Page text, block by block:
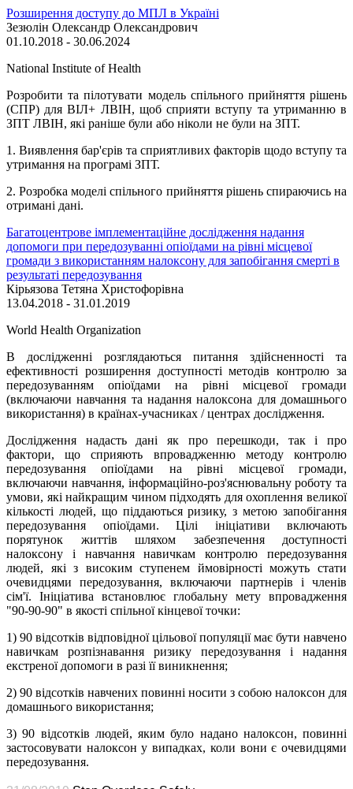
Розширення доступу до МПЛ в Україні
Зезюлін Олександр Олександрович
01.10.2018 - 30.06.2024
National Institute of Health
Розробити та пілотувати модель спільного прийняття рішень
(СПР) для ВІЛ+ ЛВІН, щоб сприяти вступу та утриманню в
ЗПТ ЛВІН, які раніше були або ніколи не були на ЗПТ.
1. Виявлення бар'єрів та сприятливих факторів щодо вступу та
утримання на програмі ЗПТ.
2. Розробка моделі спільного прийняття рішень спираючись на
отримані дані.
Багатоцентрове імплементаційне дослідження надання
допомоги при передозуванні опіоїдами на рівні місцевої
громади з використанням налоксону для запобігання смерті в
результаті передозування
Кірьязова Тетяна Христофорівна
13.04.2018 - 31.01.2019
World Health Organization
В дослідженні розглядаються питання здійсненності та
ефективності розширення доступності методів контролю за
передозуванням опіоїдами на рівні місцевої громади
(включаючи навчання та надання налоксона для домашнього
використання) в країнах-учасниках / центрах дослідження.
Дослідження надасть дані як про перешкоди, так і про
фактори, що сприяють впровадженню методу контролю
передозування опіоїдами на рівні місцевої громади,
включаючи навчання, інформаційно-роз'яснювальну роботу та
умови, які найкращим чином підходять для охоплення великої
кількості людей, що піддаються ризику, з метою запобігання
передозування опіоїдами. Цілі ініціативи включають
порятунок життів шляхом забезпечення доступності
налоксону і навчання навичкам контролю передозування
людей, які з високим ступенем ймовірності можуть стати
очевидцями передозування, включаючи партнерів і членів
сім'ї. Ініціатива встановлює глобальну мету впровадження
"90-90-90" в якості спільної кінцевої точки:
1) 90 відсотків відповідної цільової популяції має бути навчено
навичкам розпізнавання ризику передозування і надання
екстреної допомоги в разі її виникнення;
2) 90 відсотків навчених повинні носити з собою налоксон для
домашнього використання;
3) 90 відсотків людей, яким було надано налоксон, повинні
застосовувати налоксон у випадках, коли вони є очевидцями
передозування.